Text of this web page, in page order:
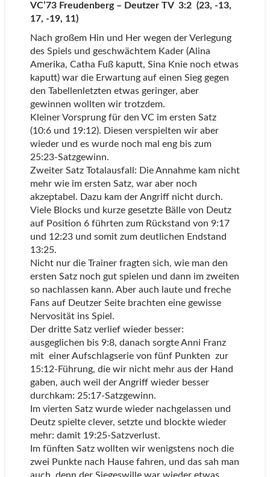
VC’73 Freudenberg – Deutzer TV 3:2 (23, -13,
17, -19, 11)
Nach großem Hin und Her wegen der Verlegung
des Spiels und geschwächtem Kader (Alina
Amerika, Catha Fuß kaputt, Sina Knie noch etwas
kaputt) war die Erwartung auf einen Sieg gegen
den Tabellenletzten etwas geringer, aber
gewinnen wollten wir trotzdem.
Kleiner Vorsprung für den VC im ersten Satz
(10:6 und 19:12). Diesen verspielten wir aber
wieder und es wurde noch mal eng bis zum
25:23-Satzgewinn.
Zweiter Satz Totalausfall: Die Annahme kam nicht
mehr wie im ersten Satz, war aber noch
akzeptabel. Dazu kam der Angriff nicht durch.
Viele Blocks und kurze gesetzte Bälle von Deutz
auf Position 6 führten zum Rückstand von 9:17
und 12:23 und somit zum deutlichen Endstand
13:25.
Nicht nur die Trainer fragten sich, wie man den
ersten Satz noch gut spielen und dann im zweiten
so nachlassen kann. Aber auch laute und freche
Fans auf Deutzer Seite brachten eine gewisse
Nervosität ins Spiel.
Der dritte Satz verlief wieder besser:
ausgeglichen bis 9:8, danach sorgte Anni Franz
mit einer Aufschlagserie von fünf Punkten zur
15:12-Führung, die wir nicht mehr aus der Hand
gaben, auch weil der Angriff wieder besser
durchkam: 25:17-Satzgewinn.
Im vierten Satz wurde wieder nachgelassen und
Deutz spielte clever, setzte und blockte wieder
mehr: damit 19:25-Satzverlust.
Im fünften Satz wollten wir wenigstens noch die
zwei Punkte nach Hause fahren, und das sah man